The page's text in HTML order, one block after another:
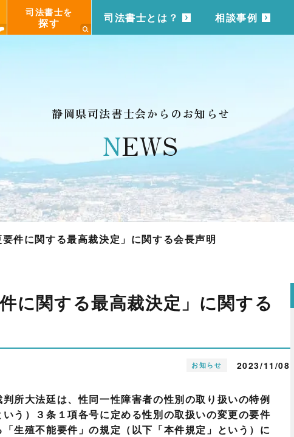
司法書士を
探す 司法書士とは？ 相談事例
静岡県司法書士会からのお知らせ
NEWS
要件に関する最高裁決定」に関する会長声明
に関する最高裁決定」に関する
お知らせ 2023/11/08
所大法廷は、性同一性障害者の性別の取り扱いの特例
う）３条１項各号に定める性別の取扱いの変更の要件
生殖不能要件」の規定（以下「本件規定」という）に